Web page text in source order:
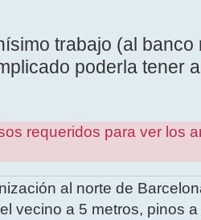
trabajo (al
poderla tener
requeridos para ver los
al norte de
vecino a 5 metros, pinos